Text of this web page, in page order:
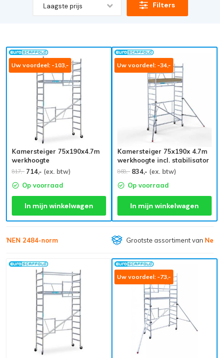
Laagste prijs Filters
Uw voordeel: -103,-
Kamersteiger 75x190x4.7m
werkhoogte
817,- 714,- (ex. btw)
Op voorraad
In mijn winkelwagen
Uw voordeel: -34,-
Kamersteiger 75x190x 4.7m
werkhoogte incl. stabilisator
868,- 834,- (ex. btw)
Op voorraad
In mijn winkelwagen
Grootste assortiment vanNederland
Uw voordeel: -73,-